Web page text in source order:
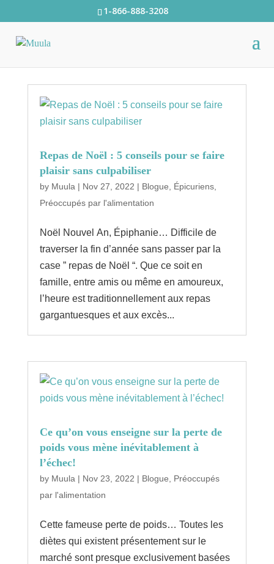
1-866-888-3208
Repas de Noël : 5 conseils pour se faire
plaisir sans culpabiliser
by Muula | Nov 27, 2022 | Blogue Épicuriens,
Préoccupés par l'alimentation
Noël Nouvel An, Épiphanie… Difficile de
traverser la fin d’année sans passer par la
case ” repas de Noël “. Que ce soit en
famille, entre amis ou même en amoureux,
l’heure est traditionnellement aux repas
gargantuesques et aux excès...
Ce qu’on vous enseigne sur la perte de
poids vous mène inévitablement à
l’échec!
by Muula | Nov 23, 2022 | Blogue
Préoccupés
par l'alimentation
Cette fameuse perte de poids… Toutes les
diètes qui existent présentement sur le
marché sont presque exclusivement basées